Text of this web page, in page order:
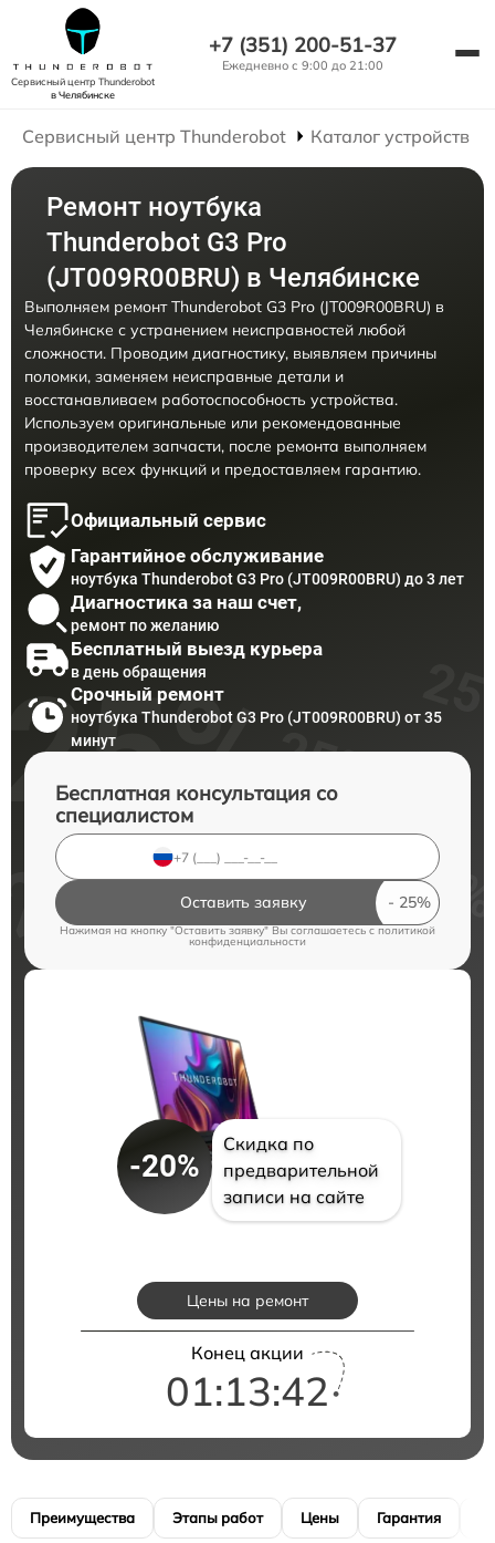
Сервисный центр Thunderobot
в Челябинске
+7 (351) 200-51-37
Ежедневно с 9:00 до 21:00
Сервисный центр Thunderobot Каталог устройств
Ремонт ноутбука
Thunderobot G3 Pro
(JT009R00BRU) в Челябинске
Выполняем ремонт Thunderobot G3 Pro (JT009R00BRU) в
Челябинске с устранением неисправностей любой
сложности. Проводим диагностику, выявляем причины
поломки, заменяем неисправные детали и
восстанавливаем работоспособность устройства.
Используем оригинальные или рекомендованные
производителем запчасти, после ремонта выполняем
проверку всех функций и предоставляем гарантию.
Официальный сервис
Гарантийное обслуживание
ноутбука Thunderobot G3 Pro (JT009R00BRU) до 3 лет
Диагностика за наш счет,
ремонт по желанию
Бесплатный выезд курьера
в день обращения
Срочный ремонт
ноутбука Thunderobot G3 Pro (JT009R00BRU) от 35
минут
Бесплатная консультация со
специалистом
Оставить заявку
Нажимая на кнопку "Оставить заявку" Вы соглашаетесь cполитикой
конфиденциальности
-20%
Скидка по
предварительной
записи на сайте
Цены на ремонт
Конец акции
01:13:41
Преимущества Этапы работ Цены Гарантия